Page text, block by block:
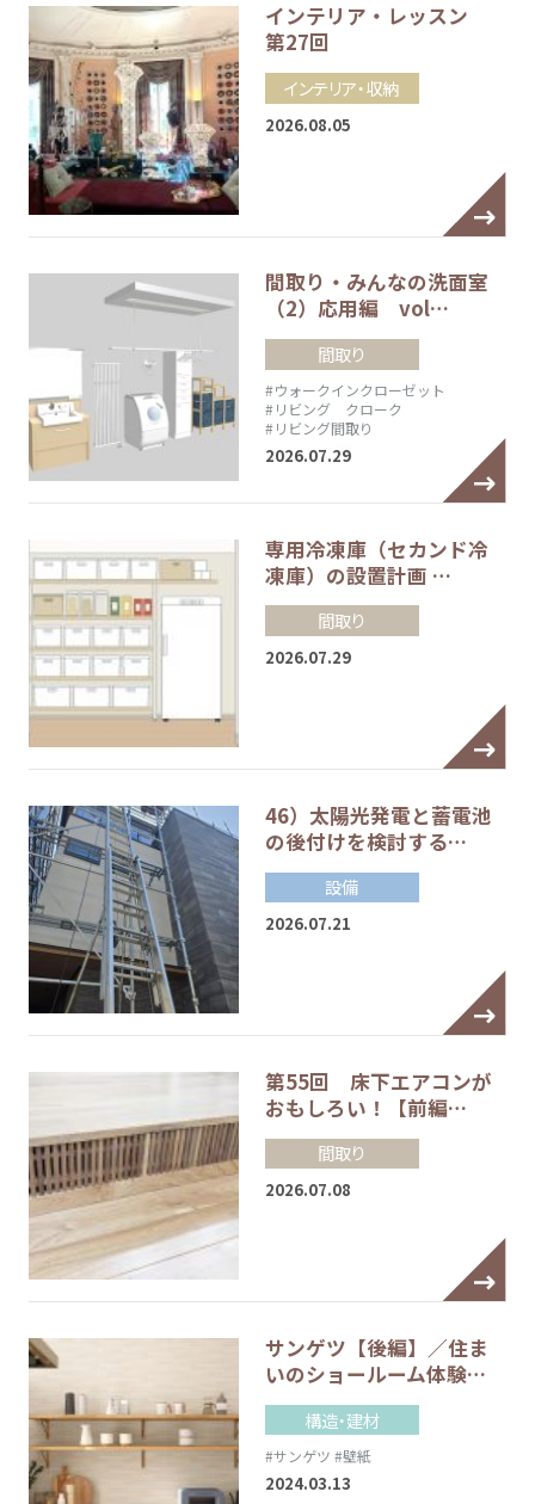
インテリア・レッスン
第27回
インテリア・収納
2026.08.05
間取り・みんなの洗面室
（2）応用編 vol…
間取り
#ウォークインクローゼット
#リビング クローク
#リビング間取り
2026.07.29
専用冷凍庫（セカンド冷
凍庫）の設置計画 …
間取り
2026.07.29
46）太陽光発電と蓄電池
の後付けを検討する…
設備
2026.07.21
第55回 床下エアコンが
おもしろい！【前編…
間取り
2026.07.08
サンゲツ【後編】／住ま
いのショールーム体験…
構造・建材
#サンゲツ #壁紙
2024.03.13